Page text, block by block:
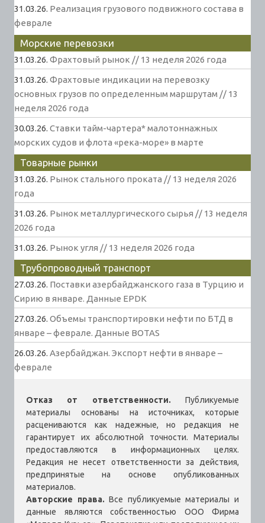
31.03.26. Реализация грузового подвижного состава в
феврале
Морские перевозки
31.03.26. Фрахтовый рынок // 13 неделя 2026 года
31.03.26. Фрахтовые индикации на перевозку
основных грузов по определенным маршрутам // 13
неделя 2026 года
30.03.26. Ставки тайм-чартера* малотоннажных
морских судов и флота «река-море» в марте
Товарные рынки
31.03.26. Рынок стального проката // 13 неделя 2026
года
31.03.26. Рынок металлургического сырья // 13 неделя
2026 года
31.03.26. Рынок угля // 13 неделя 2026 года
Трубопроводный транспорт
27.03.26. Поставки азербайджанского газа в Турцию и
Сирию в январе. Данные EPDK
27.03.26. Объемы транспортировки нефти по БТД в
январе – феврале. Данные BOTAS
26.03.26. Азербайджан. Экспорт нефти в январе –
феврале
Отказ от ответственности. Публикуемые
материалы основаны на источниках, которые
расцениваются как надежные, но редакция не
гарантирует их абсолютной точности. Материалы
предоставляются в информационных целях.
Редакция не несет ответственности за действия,
предпринятые на основе опубликованных
материалов.
Авторские права. Все публикуемые материалы и
данные являются собственностью ООО Фирма